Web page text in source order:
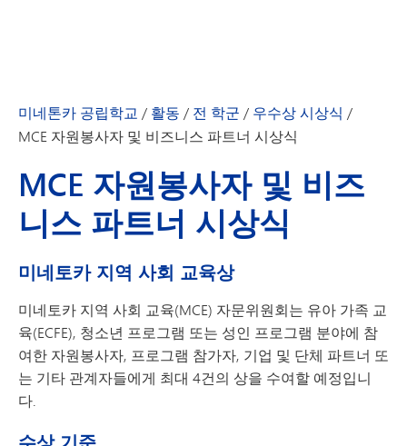
미네톤카 공립학교 / 활동 / 전 학군 / 우수상 시상식 /
MCE 자원봉사자 및 비즈니스 파트너 시상식
MCE 자원봉사자 및 비즈
니스 파트너 시상식
미네토카 지역 사회 교육상
미네토카 지역 사회 교육(MCE) 자문위원회는 유아 가족 교
육(ECFE), 청소년 프로그램 또는 성인 프로그램 분야에 참
여한 자원봉사자, 프로그램 참가자, 기업 및 단체 파트너 또
는 기타 관계자들에게 최대 4건의 상을 수여할 예정입니
다.